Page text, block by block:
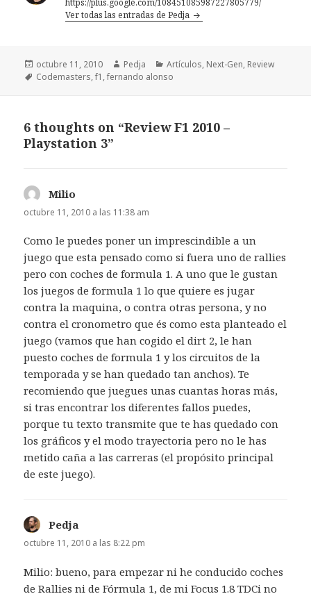
Ver todas las entradas de Pedja
Publicado
el
octubre 11, 2010 Autor
Pedja Categorías
Artículos, Next-Gen, Review
Etiquetas
Codemasters,f1 ,fernando alonso
6 thoughts on “Review F1 2010 –
Playstation 3”
Milio
octubre 11, 2010 a las 11:38 am
Como le puedes poner un imprescindible a un
juego que esta pensado como si fuera uno de rallies
pero con coches de formula 1. A uno que le gustan
los juegos de formula 1 lo que quiere es jugar
contra la maquina, o contra otras persona, y no
contra el cronometro que és como esta planteado el
juego (vamos que han cogido el dirt 2, le han
puesto coches de formula 1 y los circuitos de la
temporada y se han quedado tan anchos). Te
recomiendo que juegues unas cuantas horas más,
si tras encontrar los diferentes fallos puedes,
porque tu texto transmite que te has quedado con
los gráficos y el modo trayectoria pero no le has
metido caña a las carreras (el propósito principal
de este juego).
Pedja
octubre 11, 2010 a las 8:22 pm
Milio: bueno, para empezar ni he conducido coches
de Rallies ni de Fórmula 1, de mi Focus 1.8 TDCi no